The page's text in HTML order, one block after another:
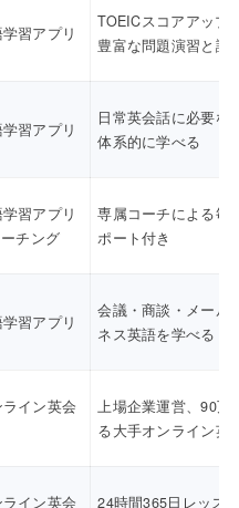
習アプリ
TOEICスコアアップ
豊富な問題演習と講
習アプリ
日常英会話に必要な
体系的に学べる
習アプリ
チング
専属コーチによる毎
ポート付き
習アプリ
会議・商談・メール
ネス英語を学べる
イン英会
上場企業運営、90万
る大手オンライン英
イン英会
24時間365日レッス